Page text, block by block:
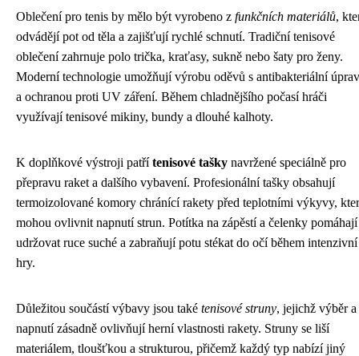
Oblečení pro tenis by mělo být vyrobeno z funkčních materiálů,
odvádějí pot od těla a zajišťují rychlé schnutí. Tradiční tenisové
oblečení zahrnuje polo trička, kraťasy, sukně nebo šaty pro ženy.
Moderní technologie umožňují výrobu oděvů s antibakteriální
a ochranou proti UV záření. Během chladnějšího počasí hráči
využívají tenisové mikiny, bundy a dlouhé kalhoty.
K doplňkové výstroji patřítenisové tašky navržené speciálně pro
přepravu raket a dalšího vybavení. Profesionální tašky obsahují
termoizolované komory chránící rakety před teplotními výkyvy,
mohou ovlivnit napnutí strun. Potítka na zápěstí a čelenky pomáhají
udržovat ruce suché a zabraňují potu stékat do očí během intenzivní
hry.
Důležitou součástí výbavy jsou také tenisové struny, jejichž výběr a
napnutí zásadně ovlivňují herní vlastnosti rakety. Struny se liší
materiálem, tloušťkou a strukturou, přičemž každý typ nabízí jiný